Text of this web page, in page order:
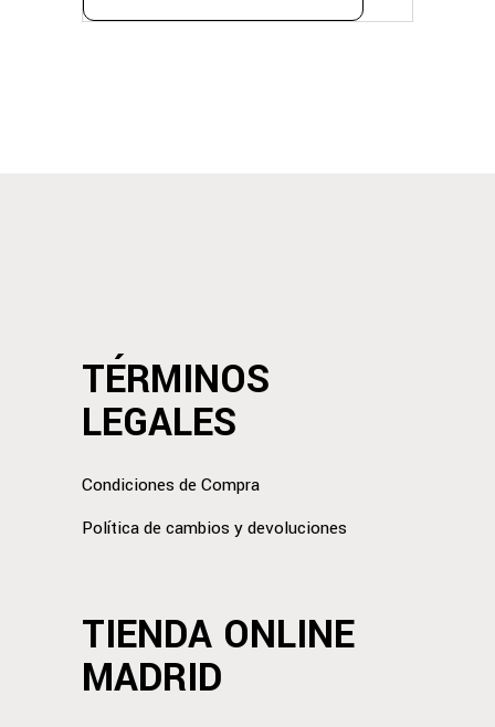
TÉRMINOS
LEGALES
Condiciones de Compra
Política de cambios y devoluciones
TIENDA ONLINE
MADRID